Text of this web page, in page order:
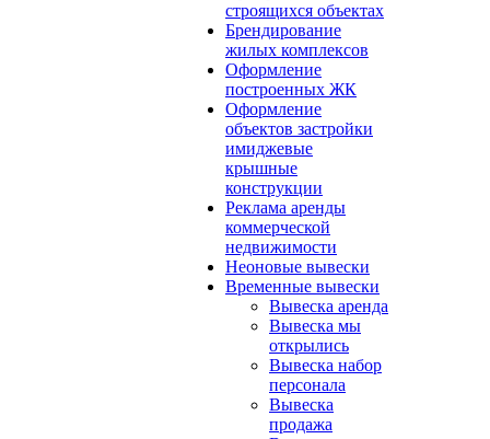
строящихся объектах
Брендирование
жилых комплексов
Оформление
построенных ЖК
Оформление
объектов застройки
имиджевые
крышные
конструкции
Реклама аренды
коммерческой
недвижимости
Неоновые вывески
Временные вывески
Вывеска аренда
Вывеска мы
открылись
Вывеска набор
персонала
Вывеска
продажа